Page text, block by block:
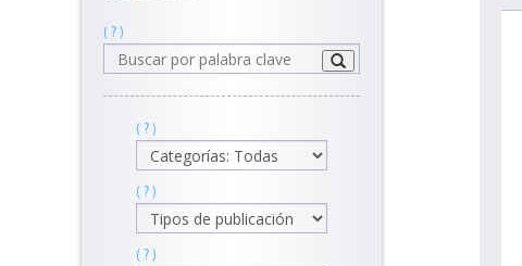
( ? )
( ? )
( ? )
( ? )